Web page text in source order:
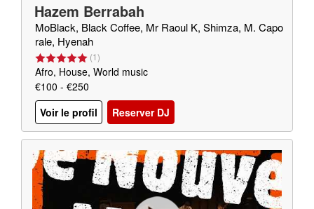
Hazem Berrabah
MoBlack, Black Coffee, Mr Raoul K, Shimza, M. Capo
rale, Hyenah
(1)
Afro, House, World music
€100 - €250
Voir le profil
Reserver DJ